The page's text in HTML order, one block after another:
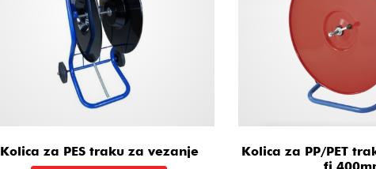
Kolica za PES traku za vezanje
Kolica za PP/PET